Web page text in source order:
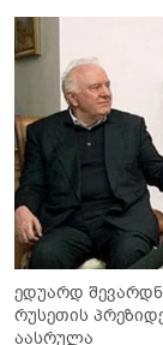
ედუარდ
რუსეთის
აასრულა